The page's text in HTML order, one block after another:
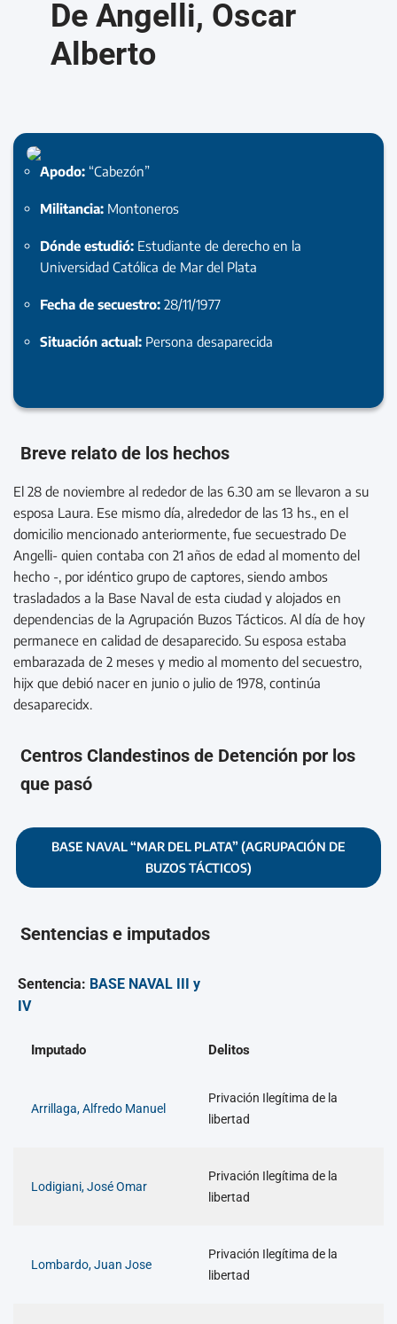
De Angelli, Oscar
Alberto
Apodo: “Cabezón”
Militancia: Montoneros
Dónde estudió: Estudiante de derecho en la
Universidad Católica de Mar del Plata
Fecha de secuestro: 28/11/1977
Situación actual: Persona desaparecida
Breve relato de los hechos
El 28 de noviembre al rededor de las 6.30 am se llevaron a su
esposa Laura. Ese mismo día, alrededor de las 13 hs., en el
domicilio mencionado anteriormente, fue secuestrado De
Angelli- quien contaba con 21 años de edad al momento del
hecho -, por idéntico grupo de captores, siendo ambos
trasladados a la Base Naval de esta ciudad y alojados en
dependencias de la Agrupación Buzos Tácticos. Al día de hoy
permanece en calidad de desaparecido. Su esposa estaba
embarazada de 2 meses y medio al momento del secuestro,
hijx que debió nacer en junio o julio de 1978, continúa
desaparecidx.
Centros Clandestinos de Detención por los
que pasó
BASE NAVAL “MAR DEL PLATA” (AGRUPACIÓN DE
BUZOS TÁCTICOS)
Sentencias e imputados
Sentencia: BASE NAVAL III y
IV
Imputado Delitos
Arrillaga, Alfredo Manuel
Privación Ilegítima de la
libertad
Lodigiani, José Omar
Privación Ilegítima de la
libertad
Lombardo, Juan Jose
Privación Ilegítima de la
libertad